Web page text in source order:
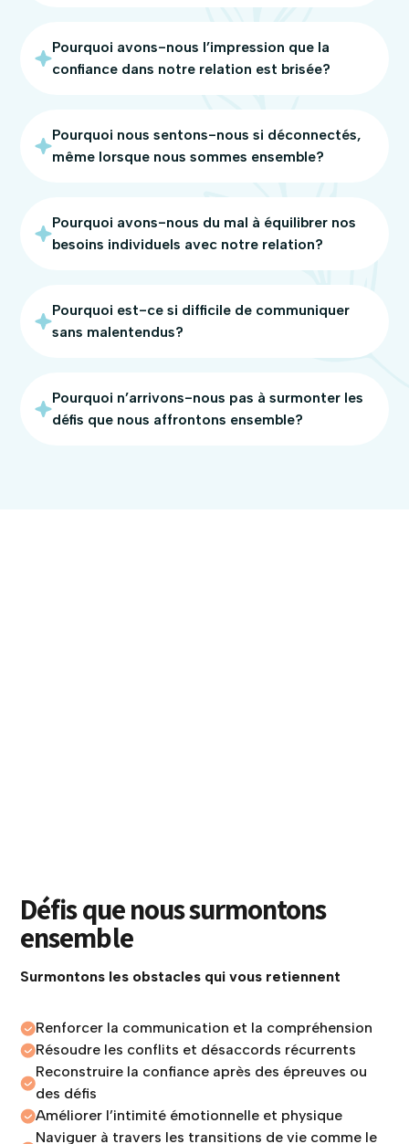
Pourquoi avons-nous l’impression que la
confiance dans notre relation est brisée?
Pourquoi nous sentons-nous si déconnectés,
même lorsque nous sommes ensemble?
Pourquoi avons-nous du mal à équilibrer nos
besoins individuels avec notre relation?
Pourquoi est-ce si difficile de communiquer
sans malentendus?
Pourquoi n’arrivons-nous pas à surmonter les
défis que nous affrontons ensemble?
Défis que nous surmontons
ensemble
Surmontons les obstacles qui vous retiennent
Renforcer la communication et la compréhension
Résoudre les conflits et désaccords récurrents
Reconstruire la confiance après des épreuves ou
des défis
Améliorer l’intimité émotionnelle et physique
Naviguer à travers les transitions de vie comme le